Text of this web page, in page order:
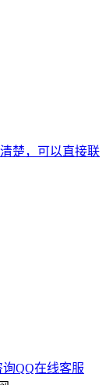
楚，可以直接联
询QQ在线客服